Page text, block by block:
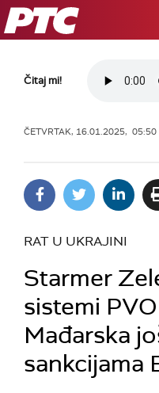
RTS
Čitaj mi!
ČETVRTAK, 16.01.2025,
RAT U UKRAJINI
Starmer
sistemi
Mađarska
sankcijama